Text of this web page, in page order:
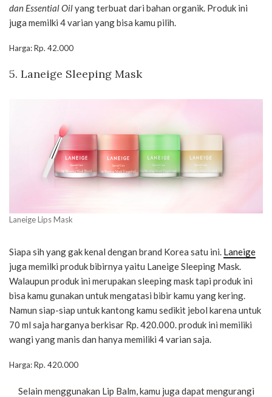
dan Essential Oilyang terbuat dari bahan organik. Produk ini
juga memilki 4 varian yang bisa kamu pilih.
Harga: Rp. 42.000
5. Laneige Sleeping Mask
Laneige Lips Mask
Siapa sih yang gak kenal dengan brand Korea satu ini. Laneige
juga memilki produk bibirnya yaitu Laneige Sleeping Mask.
Walaupun produk ini merupakan sleeping mask tapi produk ini
bisa kamu gunakan untuk mengatasi bibir kamu yang kering.
Namun siap-siap untuk kantong kamu sedikit jebol karena untuk
70 ml saja harganya berkisar Rp. 420.000. produk ini memiliki
wangi yang manis dan hanya memiliki 4 varian saja.
Harga: Rp. 420.000
Selain menggunakan Lip Balm, kamu juga dapat mengurangi